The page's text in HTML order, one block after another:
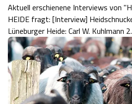
Aktuell erschienene Interviews von
HEIDE fragt: [Interview]
Lüneburger Heide: Carl W. Kuhlmann
[Interview] Tausche Studenten gegen
Universitätsprofessorin Dr. Barbara
nun die Schnuckenherden im